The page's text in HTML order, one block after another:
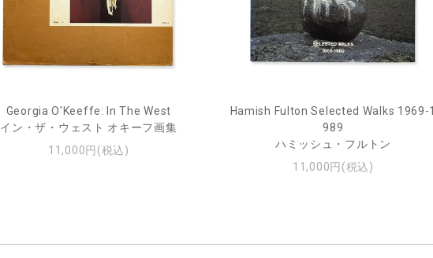
Georgia O'Keeffe: In The West
イン・ザ・ウェスト オキーフ画集
11,000円(税込)
Hamish Fulton Selected Walks 1969-1
989
ハミッシュ・フルトン
11,000円(税込)